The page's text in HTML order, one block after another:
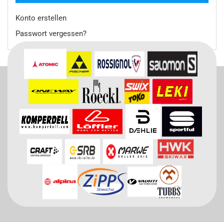
Konto erstellen
Passwort vergessen?